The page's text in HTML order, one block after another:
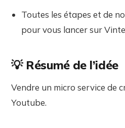
Toutes les étapes et de
pour vous lancer sur
💡 Résumé de l’idée
Vendre un micro service de
Youtube.